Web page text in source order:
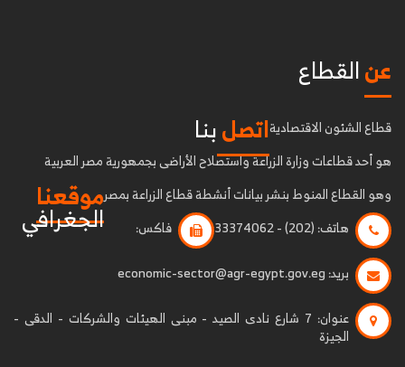
عنالقطاع
قطاع الشئون الاقتصادية
هو أحد قطاعات وزارة الزراعة واستصلاح الأراضى بجمهورية مصر العربية
وهو القطاع المنوط بنشر بيانات أنشطة قطاع الزراعة بمصر
اتصلبنا
هاتف: (202) - 33374062
فاكس:
بريد:
عنوان:
7 شارع نادى الصيد - مبنى الهيئات والشركات - الدقى -
الجيزة
موقعنا
الجغرافي